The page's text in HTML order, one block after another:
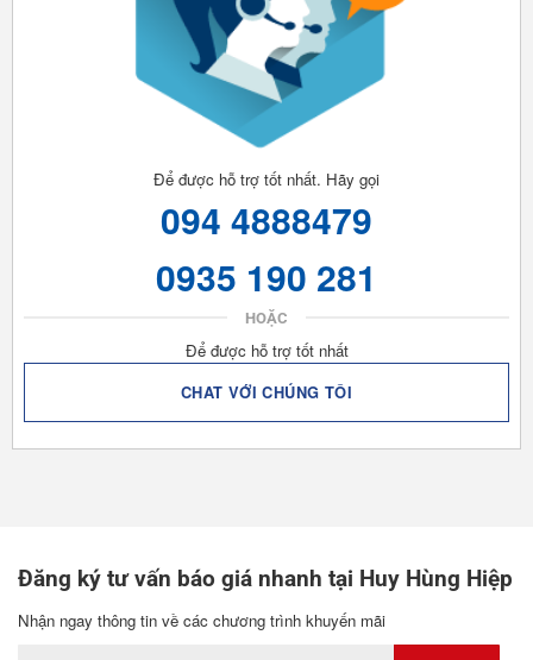
Để được hỗ trợ tốt nhất. Hãy gọi
094 4888479
0935 190 281
HOẶC
Để được hỗ trợ tốt nhất
CHAT VỚI CHÚNG TÔI
Đăng ký tư vấn báo giá nhanh tại Huy Hùng Hiệp
Nhận ngay thông tin về các chương trình khuyến mãi